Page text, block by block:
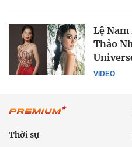
VIDEO
Lệ
Thảo
Thời sự